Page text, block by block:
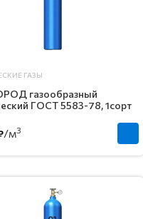
ГАЗЫ
газообразный
ГОСТ 5583-78, 1сорт
/м3